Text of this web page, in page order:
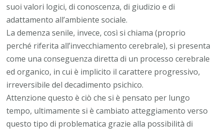
suoi valori logici, di conoscenza, di giudizio e di
adattamento all’ambiente sociale.
La demenza senile, invece, così si chiama (proprio
perché riferita all’invecchiamento cerebrale), si presenta
come una conseguenza diretta di un processo cerebrale
ed organico, in cui è implicito il carattere progressivo,
irreversibile del decadimento psichico.
Attenzione questo è ciò che si è pensato per lungo
tempo, ultimamente si è cambiato atteggiamento verso
questo tipo di problematica grazie alla possibilità di